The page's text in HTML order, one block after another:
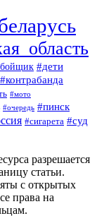
#дети
#контрабанда
#мото
#очередь #пинск
#сигарета #суд
разрешается
статьи.
с открытых
права на